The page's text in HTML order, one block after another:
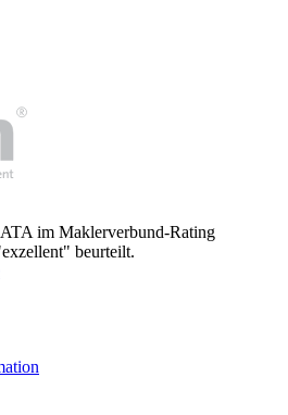
im Maklerverbund-Rating
beurteilt.